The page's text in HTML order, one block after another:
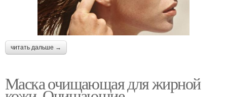
читать дальше →
Маска очищающая для жирной